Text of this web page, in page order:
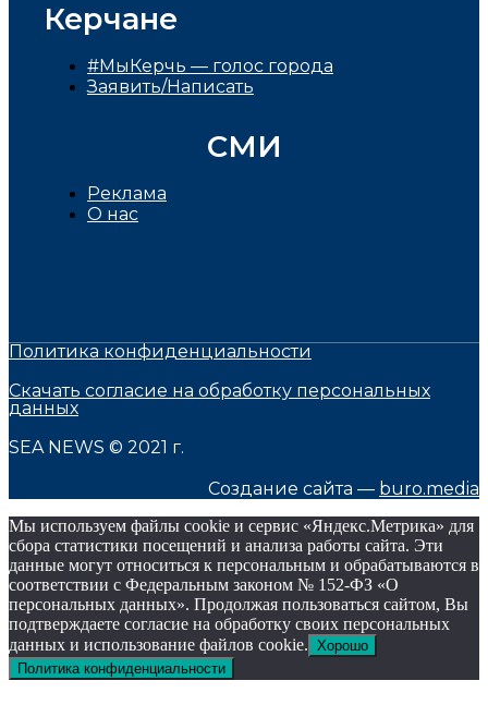
Керчане
#МыКерчь — голос города
Заявить/Написать
СМИ
Реклама
О нас
Политика конфиденциальности
Скачать согласие на обработку персональных
данных
SEA NEWS © 2021 г.
Создание сайта — buro.media
Мы используем файлы cookie и сервис «Яндекс.Метрика» для
сбора статистики посещений и анализа работы сайта. Эти
данные могут относиться к персональным и обрабатываются в
соответствии с Федеральным законом № 152-ФЗ «О
персональных данных». Продолжая пользоваться сайтом, Вы
подтверждаете согласие на обработку своих персональных
данных и использование файлов cookie. Хорошо
Политика конфиденциальности